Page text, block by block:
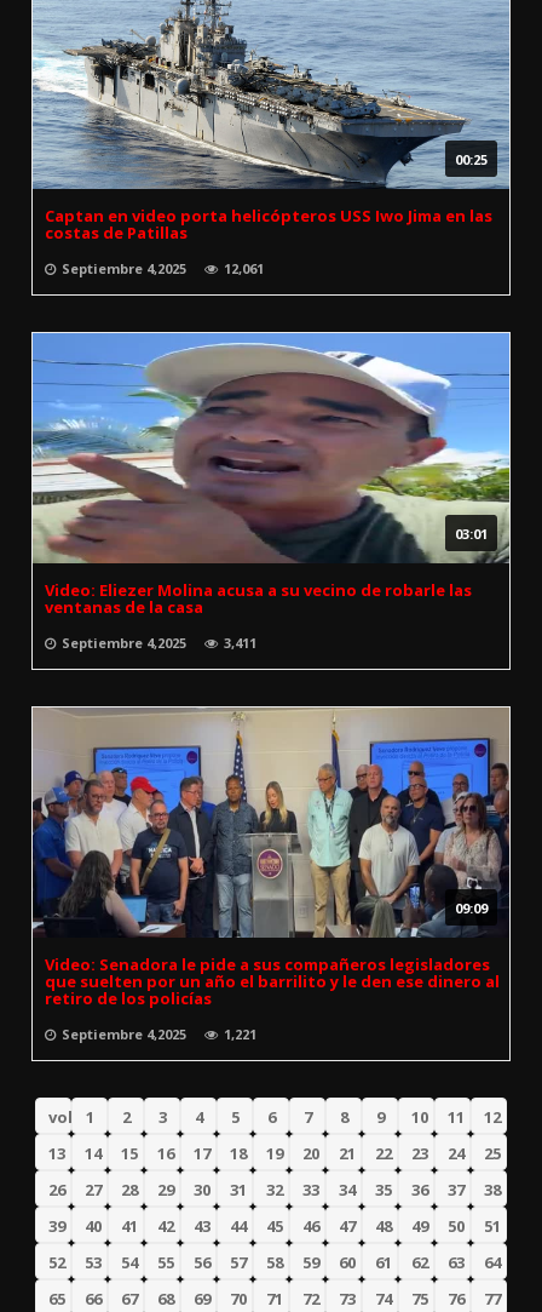
00:25
Captan en video porta helicópteros USS Iwo Jima en las
costas de Patillas
Septiembre 4,2025 12,061
03:01
Video: Eliezer Molina acusa a su vecino de robarle las
ventanas de la casa
Septiembre 4,2025 3,411
09:09
Video: Senadora le pide a sus compañeros legisladores
que suelten por un año el barrilito y le den ese dinero al
retiro de los policías
Septiembre 4,2025 1,221
volver
1 2 3 4 5 6 7 8 9 10 11
12
13
14 15 16 17 18 19 20 21 22 23 24
25
26
27 28 29 30 31 32 33 34 35 36 37
38
39
40 41 42 43 44 45 46 47 48 49 50
51
52
53 54 55 56 57 58 59 60 61 62 63
64
65
66 67 68 69 70 71 72 73 74 75 76
77